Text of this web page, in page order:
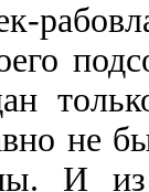
не
И